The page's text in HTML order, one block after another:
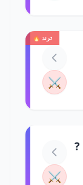
ترند 🔥
⚔️
⚔️